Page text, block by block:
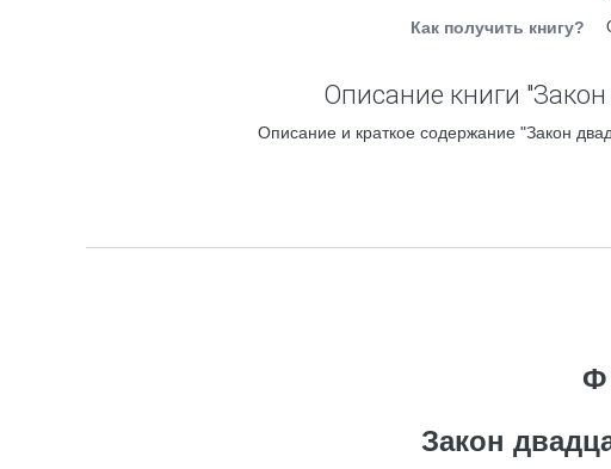
Как получить книгу?
Описание книги
Описание и краткое содержание "Закон
Ф
Закон